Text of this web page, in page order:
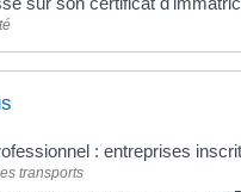
: entreprises
transports